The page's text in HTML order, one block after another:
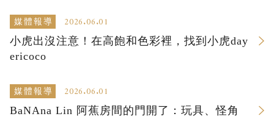
媒體報導 2026.06.01
小虎出沒注意！在高飽和色彩裡，找到小虎day
ericoco
媒體報導 2026.06.01
BaNAna Lin 阿蕉房間的門開了：玩具、怪角